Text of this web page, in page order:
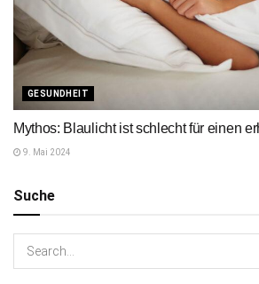
GESUNDHEIT
Mythos: Blaulicht ist schlecht für einen
9. Mai 2024
Suche